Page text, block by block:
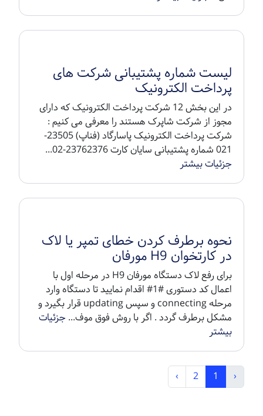
خطای تمپر tamper چیست؟
کارتخوان است. tamper در لغت به معنای دستکاری
اس...جزئیات بیشتر